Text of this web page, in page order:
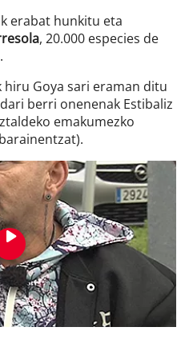
erabat hunkitu eta
, 20.000 especies de
Goya sari eraman ditu
berri onenenak Estibaliz
emakumezko